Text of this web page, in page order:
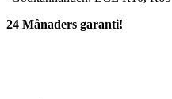
24 Månaders garanti!